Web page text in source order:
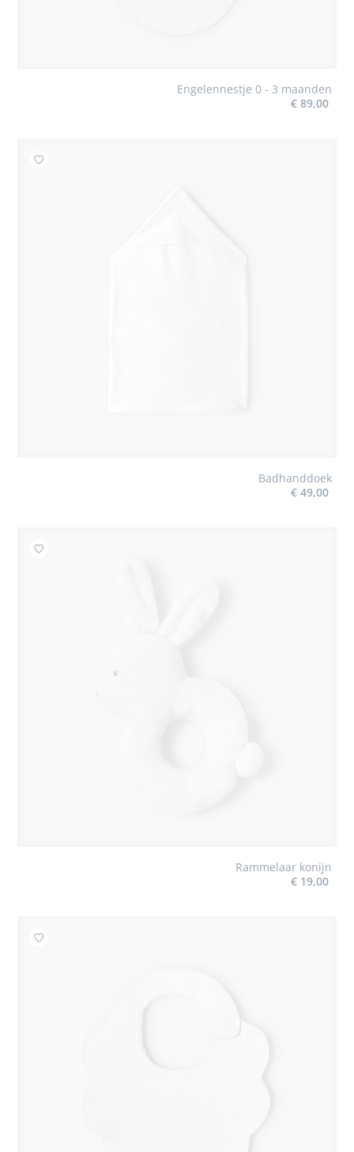
Engelennestje 0 - 3 maanden
€ 89,00
Badhanddoek
€ 49,00
Toevoegen aan mijn favorieten : Badhanddoek
Rammelaar konijn
€ 19,00
Toevoegen aan mijn favorieten : Rammelaar konijn
Toevoegen aan mijn favorieten : Babyslabbetje